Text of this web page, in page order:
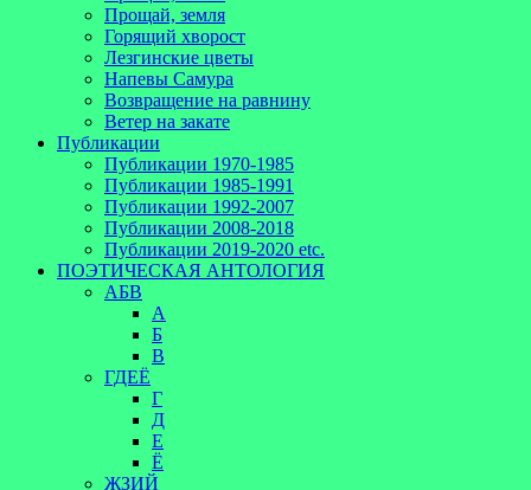
Прощай, земля
Горящий хворост
Лезгинские цветы
Напевы Самура
Возвращение на равнину
Ветер на закате
Публикации
Публикации 1970-1985
Публикации 1985-1991
Публикации 1992-2007
Публикации 2008-2018
Публикации 2019-2020 etc.
ПОЭТИЧЕСКАЯ АНТОЛОГИЯ
АБВ
А
Б
В
ГДЕЁ
Г
Д
Е
Ё
ЖЗИЙ